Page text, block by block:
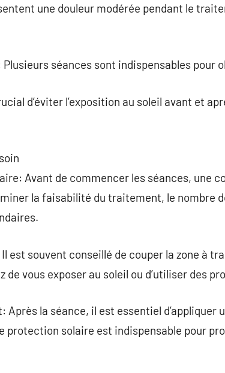
une douleur modérée pendant le
séances sont indispensables pour
d’éviter l’exposition au soleil avant et
Avant de commencer les séances, une
la faisabilité du traitement, le nombre
est souvent conseillé de couper la zone à
de vous exposer au soleil ou d’utiliser des
la séance, il est essentiel d’appliquer
protection solaire est indispensable pour